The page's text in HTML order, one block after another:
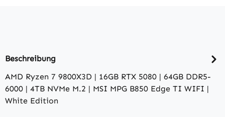
Beschreibung
AMD Ryzen 7 9800X3D | 16GB RTX 5080 | 64GB DDR5-
6000 | 4TB NVMe M.2 | MSI MPG B850 Edge TI WIFI |
White Edition